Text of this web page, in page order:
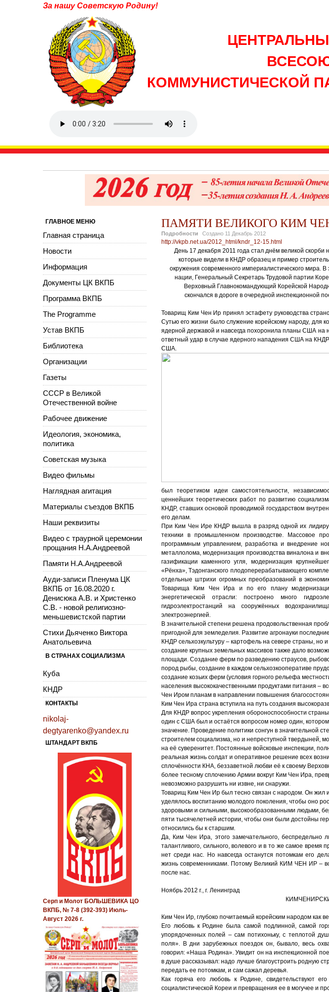
За нашу Советскую Родину!
КОММУНИСТИЧЕСКОЙ
ПАМЯТИ ВЕЛИКОГО КИМ
Подробности Создано 11 Декабрь 2012
http://vkpb.net.ua/2012_html/kndr_12-15.html
День 17 декабря 2011 года стал днём великой
которые видели в КНДР образец и пример
окружения современного империалистического мира.
нации, Генеральный Секретарь Трудовой партии
Верховный Главнокомандующий Корейской
скончался в дороге в очередной инспекционной
Товарищ Ким Чен Ир принял эстафету руководства
Сутью его жизни было служение корейскому народу, для
ядерной державой и навсегда похоронила планы США на
ответный удар в случае ядерного нападения США на
США.
был теоретиком идеи самостоятельности,
ценнейших теоретических работ по развитию
КНДР, ставших основой проводимой государством
его делам.
При Ким Чен Ире КНДР вышла в разряд одной их
техники в промышленном производстве. Массовое
программным управлением, разработка и внедрение
металлолома, модернизация производства виналона и
газификации каменного угля, модернизация
«Рёнха», Тэдонганского плодоперерабатывающего
отдельные штрихи огромных преобразований в
Товарища Ким Чен Ира и по его плану
энергетической отрасли: построено много
гидроэлектростанций на сооружённых
электроэнергией.
В значительной степени решена продовольственная
пригодной для земледелия. Развитие агронауки
КНДР сельхозкультуру – картофель на севере страны, но
создание крупных земельных массивов также дало
площади. Создание ферм по разведению страусов,
пород рыбы, создание в каждом сельхозкооперативе
создание козьих ферм (условия горного рельефа
населения высококачественными продуктами питания –
Чен Иром планам в направлении повышения
Ким Чен Ира страна вступила на путь создания
Для КНДР вопрос укрепления обороноспособности
один с США был и остаётся вопросом номер один,
значение. Проведение политики сонгун в значительной
строителем социализма, но и непреступной твердыней,
на её суверенитет. Постоянные войсковые инспекции,
реальная жизнь солдат и оперативное решение всех
сплочённости КНА, беззаветной любви её к своему
более тесному сплочению Армии вокруг Ким Чен Ира,
невозможно разрушить ни извне, ни снаружи.
Товарищ Ким Чен Ир был тесно связан с народом. Он жил
уделялось воспитанию молодого поколения, чтобы оно
здоровыми и сильными, высокообразованными людьми,
пяти тысячелетней истории, чтобы они были достойны
относились бы к старшим.
Да, Ким Чен Ира, этого замечательного, беспредельно
талантливого, сильного, волевого и в то же самое время
нет среди нас. Но навсегда останутся потомкам его
жизнь современниками. Потому Великий КИМ ЧЕН ИР –
после нас.
Ноябрь 2012 г., г. Ленинград
Ким Чен Ир, глубоко почитаемый корейским народом как
Его любовь к Родине была самой подлинной, самой
упорядоченных полей – сам потихоньку, с теплотой
поля». В дни зарубежных поездок он, бывало, весь
говорил: «Наша Родина». Увидит он на инспекционной
в душе рассказывал: надо лучше благоустроить родную
передать ее потомкам, и сам сажал деревья.
Как горяча его любовь к Родине, свидетельствуют
социалистической Кореи и превращения ее в могучее и
ГЛАВНОЕ МЕНЮ
Главная страница
Новости
Информация
Документы ЦК ВКПБ
Программа ВКПБ
The Programme
Устав ВКПБ
Библиотека
Организации
Газеты
СССР в Великой
Отечественной войне
Рабочее движение
Идеология, экономика,
политика
Советская музыка
Видео фильмы
Наглядная агитация
Материалы съездов ВКПБ
Наши реквизиты
Видео с траурной церемонии
прощания Н.А.Андреевой
Памяти Н.А.Андреевой
Ауди-записи Пленума ЦК
ВКПБ от 16.08.2020 г.
Денисюка А.В. и Христенко
С.В. - новой религиозно-
меньшевистской партии
Стихи Дьяченко Виктора
Анатольевича
В СТРАНАХ СОЦИАЛИЗМА
Куба
КНДР
КОНТАКТЫ
nikolaj-
degtyarenko@yandex.ru
ШТАНДАРТ ВКПБ
Серп и Молот БОЛЬШЕВИКА ЦО
ВКПБ, № 7-8 (392-393) Июль-
Август 2026 г.